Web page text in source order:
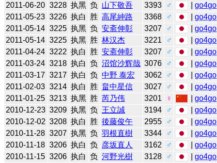
2011-06-20 3228 执黑 负 山下敬吾 3393 ♂ |go4go
2011-05-23 3226 执白 胜 高尾紳路 3368 ♂ |go4go
2011-05-14 3225 执黑 负 安斋伸彰 3207 ♂ |go4go
2011-05-14 3225 执黑 胜 林汉杰 3221 ♂ |go4go
2011-04-24 3222 执白 胜 安斋伸彰 3207 ♂ |go4go
2011-03-24 3218 执白 负 沼馆沙辉哉 3076 ♂ |go4go
2011-03-17 3217 执白 负 中野 泰宏 3062 ♂ |go4go
2011-02-03 3214 执白 胜 畠中星信 3027 ♂ |go4go
2011-01-25 3213 执黑 胜 芮乃伟 3201 ♀ |go4go
2010-12-23 3209 执黑 负 王立誠 3194 ♂ |go4go
2010-12-02 3208 执白 胜 後藤俊午 2955 ♂ |go4go
2010-11-28 3207 执黑 负 羽根直樹 3344 ♂ |go4go
2010-11-18 3206 执白 负 彦坂直人 3162 ♂ |go4go
2010-11-15 3206 执白 负 河野光樹 3128 ♂ |go4go